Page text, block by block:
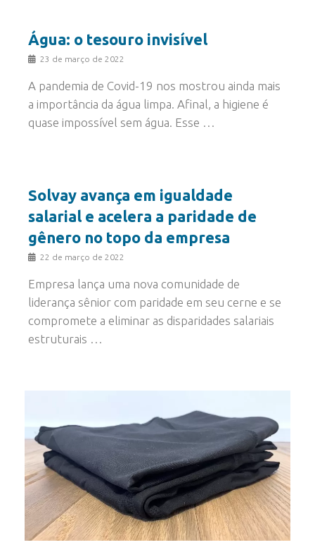
Água: o tesouro invisível
23 de março de 2022
A pandemia de Covid-19 nos mostrou ainda mais
a importância da água limpa. Afinal, a higiene é
quase impossível sem água. Esse …
Solvay avança em igualdade
salarial e acelera a paridade de
gênero no topo da empresa
22 de março de 2022
Empresa lança uma nova comunidade de
liderança sênior com paridade em seu cerne e se
compromete a eliminar as disparidades salariais
estruturais …